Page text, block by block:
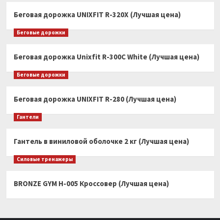
Беговая дорожка UNIXFIT R-320X (Лучшая цена)
Беговые дорожки
Беговая дорожка Unixfit R-300C White (Лучшая цена)
Беговые дорожки
Беговая дорожка UNIXFIT R-280 (Лучшая цена)
Гантели
Гантель в виниловой оболочке 2 кг (Лучшая цена)
Силовые тренажеры
BRONZE GYM H-005 Кроссовер (Лучшая цена)